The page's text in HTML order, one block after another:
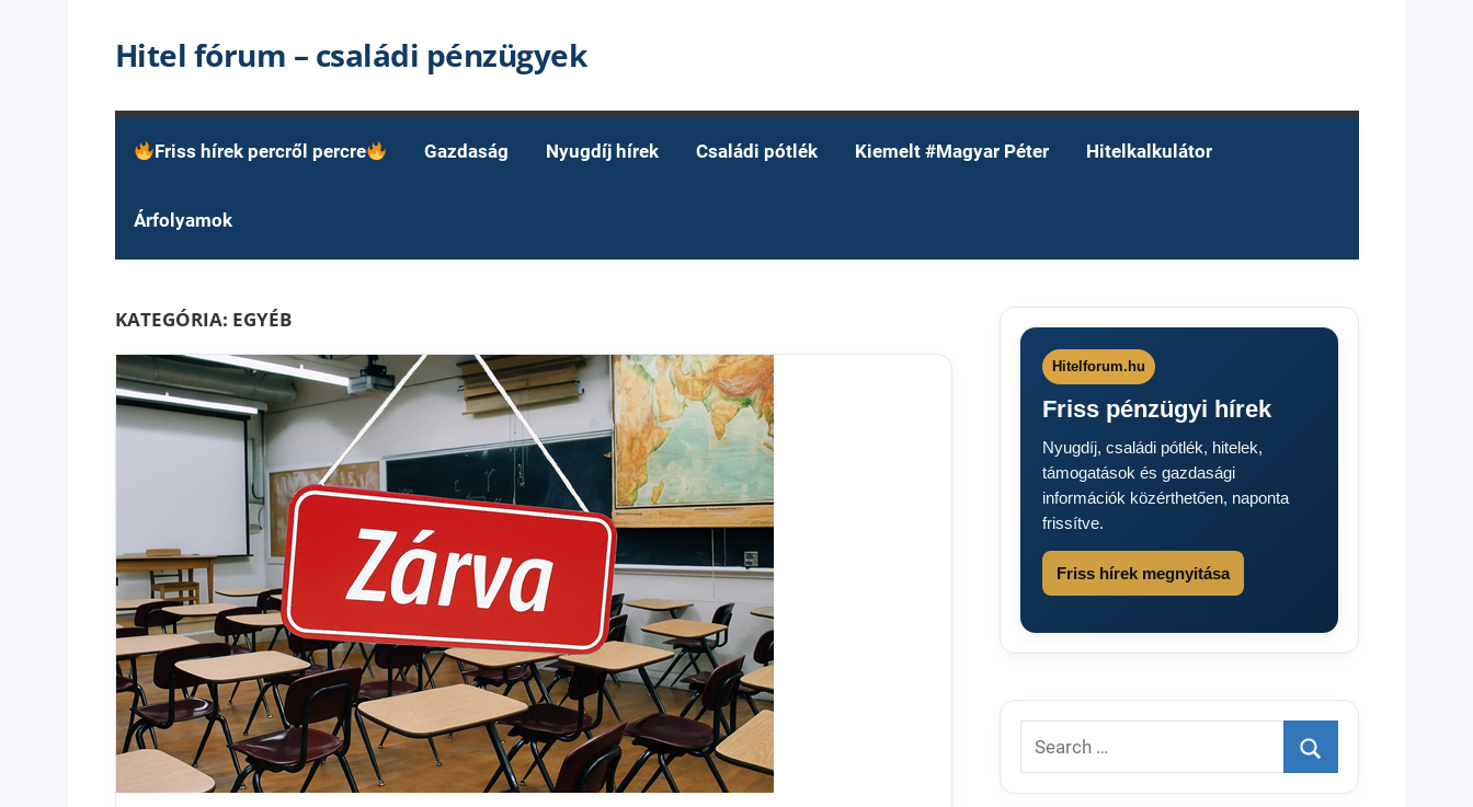
Hitel fórum – családi pénzügyek
Friss hírek percről percre Gazdaság Nyugdíj hírek Családi pótlék Kiemelt #Magyar Péter Hitelkalkulátor
Árfolyamok
KATEGÓRIA: EGYÉB
Hitelforum.hu
Friss pénzügyi hírek
Nyugdíj, családi pótlék, hitelek,
támogatások és gazdasági
információk közérthetően, naponta
frissítve.
Friss hírek megnyitása
Search
for:
Search